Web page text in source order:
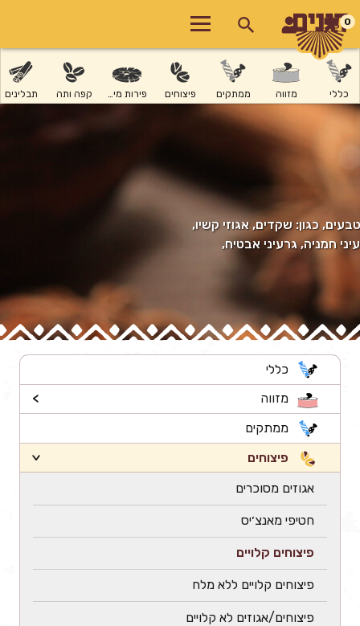
0
כללי מזווה ממתקים פיצוחים פירות מיובשים קפה ותה תבלינים
כגון: שקדים, אגוזי קשיו,
חמניה, גרעיני אבטיח,
כללי
מזווה
>
ממתקים
פיצוחים
>
אגוזים מסוכרים
חטיפי מאנצ׳יס
פיצוחים קלויים
פיצוחים קלויים ללא מלח
פיצוחים/אגוזים לא קלויים